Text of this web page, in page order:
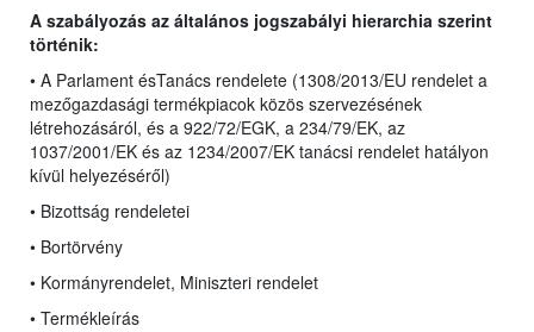
A szabályozás az általános jogszabályi hierarchia szerint
történik:
• A Parlament ésTanács rendelete (1308/2013/EU rendelet a
mezőgazdasági termékpiacok közös szervezésének
létrehozásáról, és a 922/72/EGK, a 234/79/EK, az
1037/2001/EK és az 1234/2007/EK tanácsi rendelet hatályon
kívül helyezéséről)
• Bizottság rendeletei
• Bortörvény
• Kormányrendelet, Miniszteri rendelet
• Termékleírás